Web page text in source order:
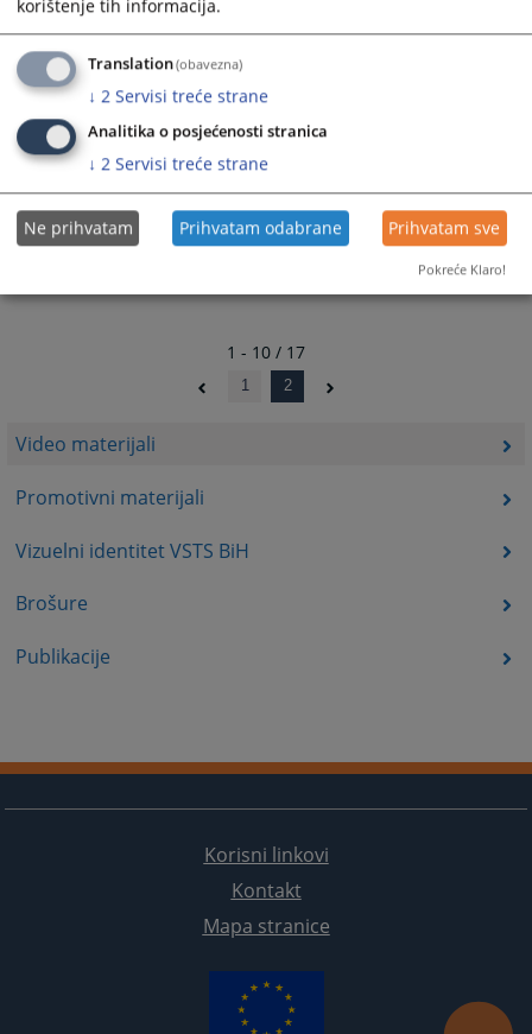
Video materijali
Promotivni materijali
Vizuelni identitet VSTS BiH
Brošure
Publikacije
07.05.2015.
Dokumentarac "KORUPCIJA" - Građani se trebaju ohrabriti
na borbu protiv korupcije
28.02.2015.
Gostovanje predsjednika Tegeltije na FTV-u
20.02.2015.
Gostovanje predsjednika Tegeltije na FTV-u
1 - 10 / 17
1 2
Korisni linkovi
Kontakt
Mapa stranice
korištenje tih informacija.
Translation(obavezna)
↓ 2 Servisi treće strane
Analitika o posjećenosti stranica
↓ 2 Servisi treće strane
Ne prihvatam Prihvatam odabrane Prihvatam sve
Pokreće Klaro!